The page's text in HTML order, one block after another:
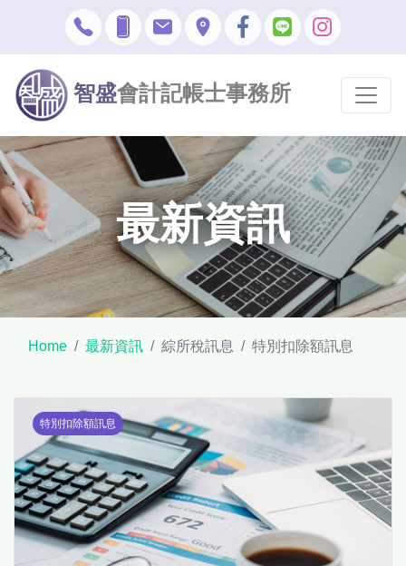
智盛會計記帳士事務所
最新資訊
Home 最新資訊 綜所稅訊息 特別扣除額訊息
特別扣除額訊息